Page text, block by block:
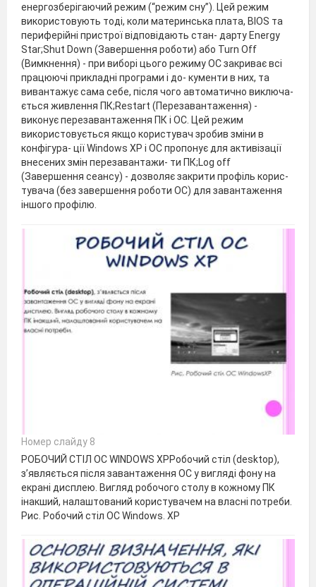
енергозберігаючий режим (“режим сну”). Цей режим
використовують тоді, коли материнська плата, BIOS та
периферійні пристрої відповідають стан- дарту Energy
Star;Shut Down (Завершення роботи) або Turn Off
(Вимкнення) - при виборі цього режиму ОС закриває всі
працюючі прикладні програми і до- кументи в них, та
вивантажує сама себе, після чого автоматично виключа-
ється живлення ПК;Restart (Перезавантаження) -
виконує перезавантаження ПК і ОС. Цей режим
використовується якщо користувач зробив зміни в
конфігура- ції Windows XP і ОС пропонує для активізації
внесених змін перезавантажи- ти ПК;Log off
(Завершення сеансу) - дозволяє закрити профіль корис-
тувача (без завершення роботи ОС) для завантаження
іншого профілю.
Номер слайду 8
РОБОЧИЙ СТІЛ ОС WINDOWS XPРобочий стіл (desktop),
з’являється після завантаження ОС у вигляді фону на
екрані дисплею. Вигляд робочого столу в кожному ПК
інакший, налаштований користувачем на власні потреби.
Рис. Робочий стіл ОС Windows. XP